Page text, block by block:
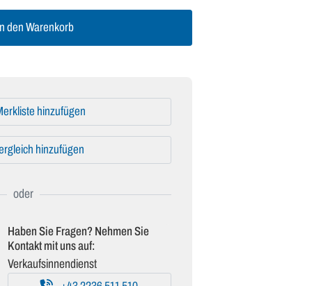
In den Warenkorb
hinzufügen
hinzufügen
Haben Sie Fragen? Nehmen Sie
Kontakt mit uns auf:
Verkaufsinnendienst